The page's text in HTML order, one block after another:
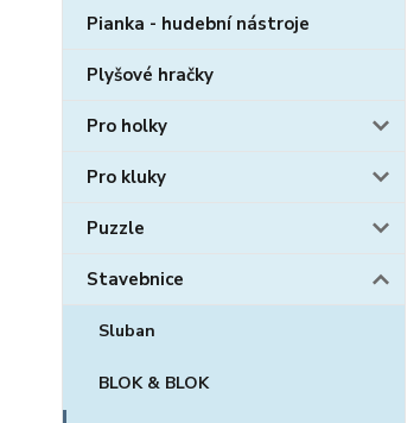
Pianka - hudební nástroje
Plyšové hračky
Pro holky
Pro kluky
Puzzle
Stavebnice
Sluban
BLOK & BLOK